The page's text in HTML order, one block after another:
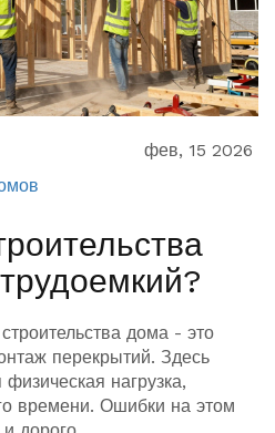
фев, 15 2026
дома - это
перекрытий. Здесь
нагрузка,
времени. Ошибки на этом